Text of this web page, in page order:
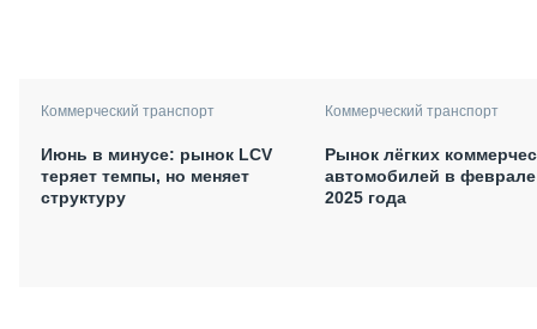
Коммерческий транспорт
Июнь в минусе: рынок LCV
теряет темпы, но меняет
структуру
Коммерческий транспорт
Рынок лёгких
автомобилей в феврале
2025 года